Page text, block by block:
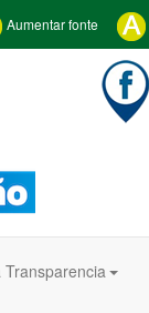
Aumentar fonte
Transparencia